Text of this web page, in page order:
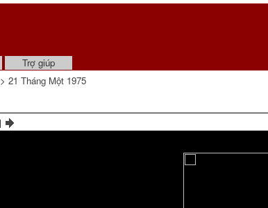
Trợ giúp
> 21 Tháng Một 1975